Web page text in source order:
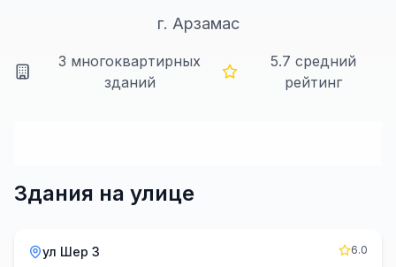
г. Арзамас
3 многоквартирных
зданий
5.7 средний
рейтинг
Здания на улице
ул Шер 3
6.0